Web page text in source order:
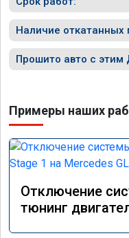
Наличие откатанных
Прошито авто с этим
Примеры наших
Отключение
тюнинг